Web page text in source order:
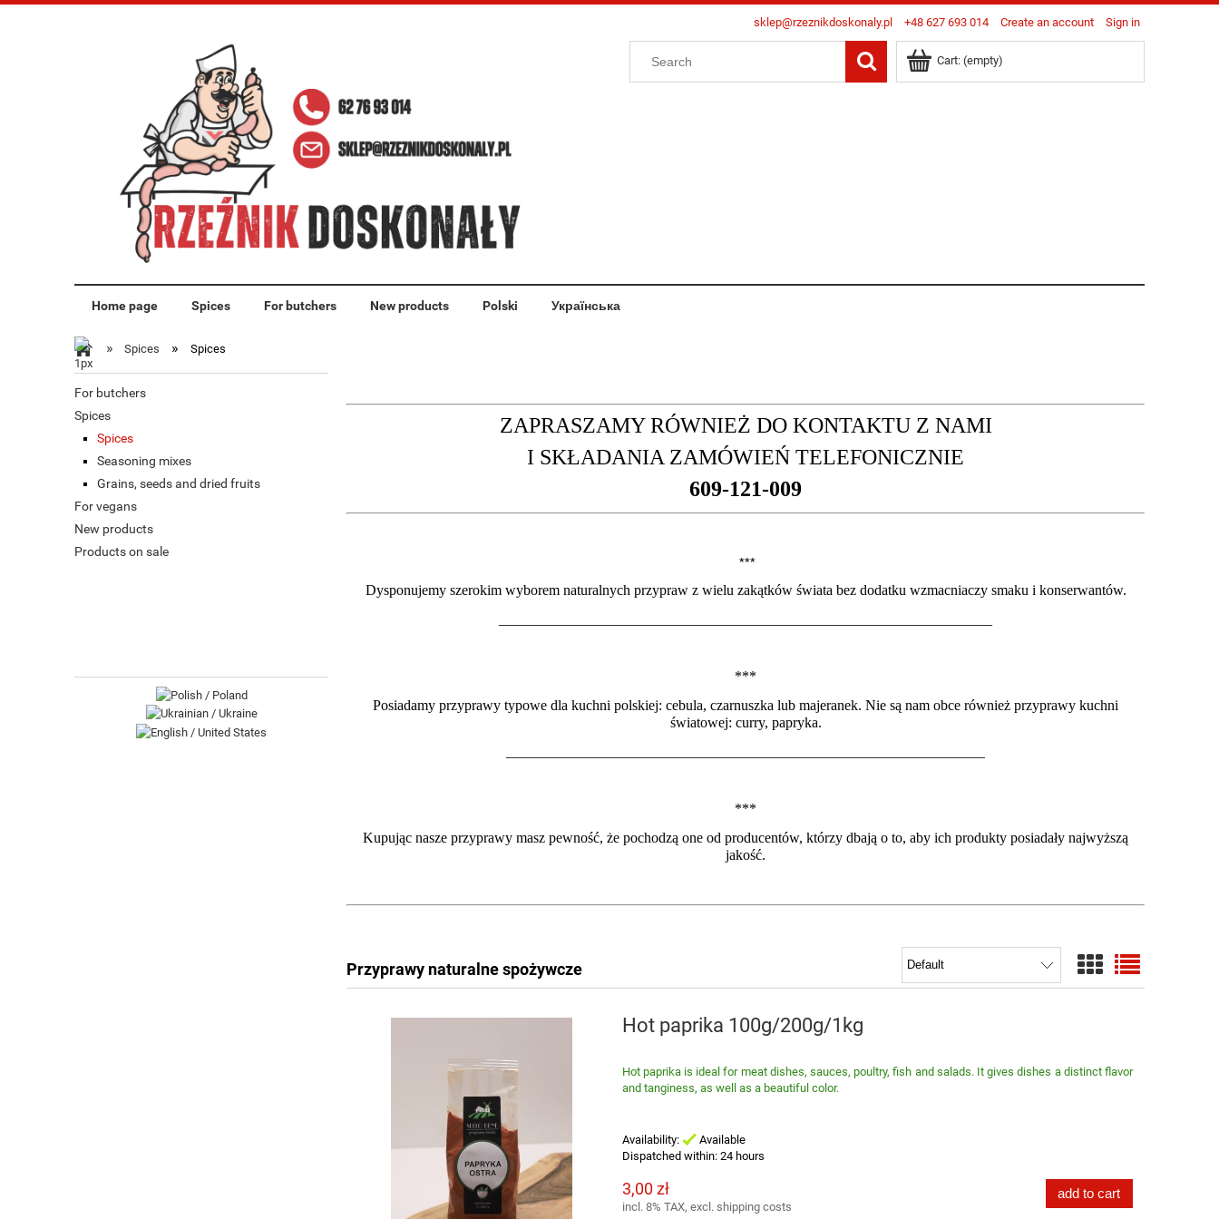
sklep@rzeznikdoskonaly.pl +48 627 693 014 Create an account Sign in
Cart: (empty)
Home page Spices For butchers New products Polski Українська
» Spices » Spices
For butchers
Spices
Spices
Seasoning mixes
Grains, seeds and dried fruits
For vegans
New products
Products on sale
ZAPRASZAMY RÓWNIEŻ DO KONTAKTU Z NAMI
I SKŁADANIA ZAMÓWIEŃ TELEFONICZNIE
609-121-009
***
Dysponujemy szerokim wyborem naturalnych przypraw z wielu zakątków świata bez dodatku wzmacniaczy smaku i konserwantów.
***
Posiadamy przyprawy typowe dla kuchni polskiej: cebula, czarnuszka lub majeranek. Nie są nam obce również przyprawy kuchni
światowej: curry, papryka.
***
Kupując nasze przyprawy masz pewność, że pochodzą one od producentów, którzy dbają o to, aby ich produkty posiadały najwyższą
jakość.
Przyprawy naturalne spożywcze
Hot paprika 100g/200g/1kg
Hot paprika is ideal for meat dishes, sauces, poultry, fish and salads. It gives dishes a distinct flavor
and tanginess, as well as a beautiful color.
Availability:
Available
Dispatched within: 24 hours
3,00 zł
incl. 8% TAX, excl. shipping costs
add to cart